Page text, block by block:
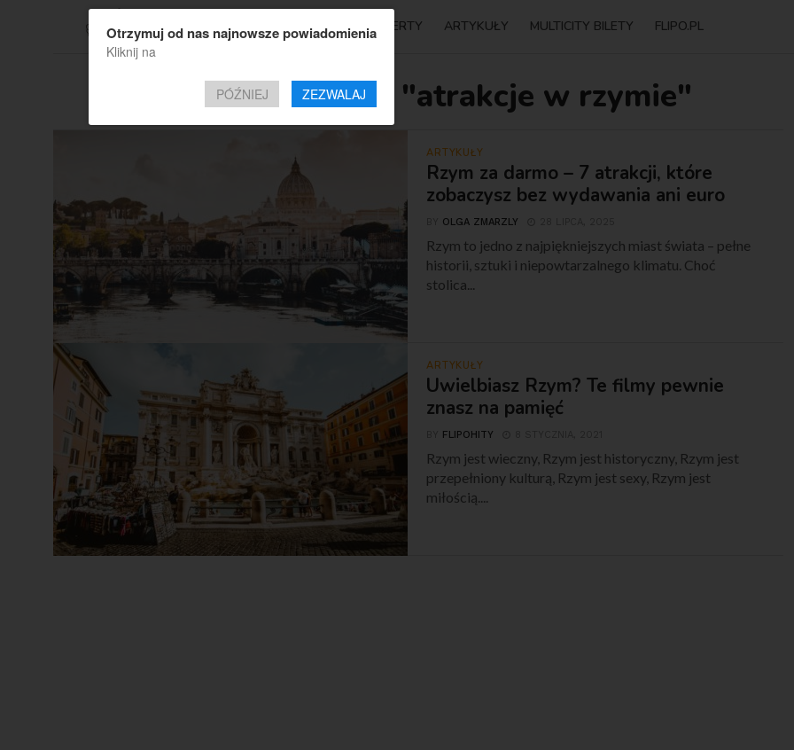
TOP OFERTY ARTYKUŁY MULTICITY BILETY FLIPO.PL
All posts tagged "atrakcje w rzymie"
ARTYKUŁY
Rzym za darmo – 7 atrakcji, które
zobaczysz bez wydawania ani euro
OLGA ZMARZLY
Rzym to jedno z najpiękniejszych miast świata – pełne
historii, sztuki i niepowtarzalnego klimatu. Choć
stolica...
ARTYKUŁY
Uwielbiasz Rzym? Te filmy pewnie
znasz na pamięć
FLIPOHITY
Rzym jest wieczny, Rzym jest historyczny, Rzym jest
przepełniony kulturą, Rzym jest sexy, Rzym jest
miłością....
Otrzymuj od nas najnowsze powiadomienia
Kliknij na
PÓŹNIEJ ZEZWALAJ